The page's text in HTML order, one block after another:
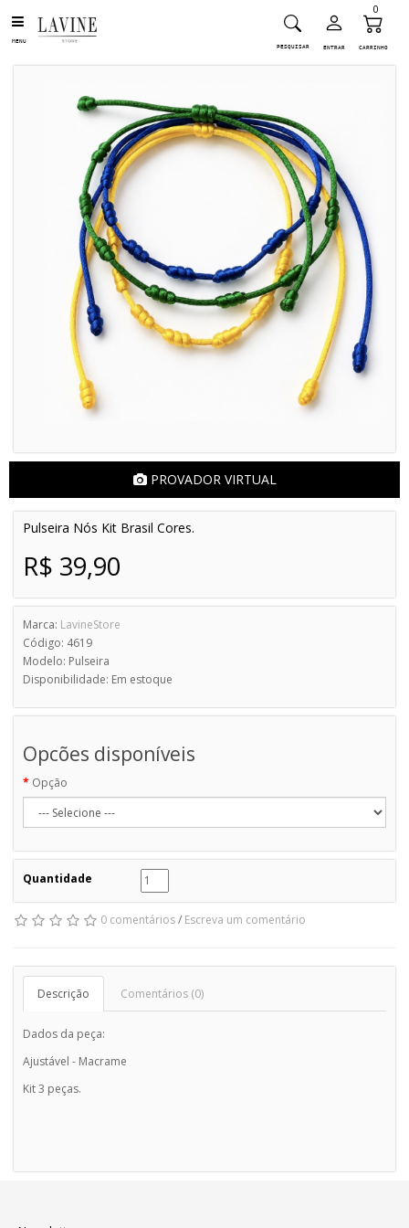
MENU
PESQUISAR ENTRAR CARRINHO
0
PROVADOR VIRTUAL
Pulseira Nós Kit Brasil Cores.
R$ 39,90
Marca: LavineStore
Código: 4619
Modelo: Pulseira
Disponibilidade: Em estoque
Opcões disponíveis
Opção
Quantidade
0 comentários/ Escreva um comentário
Descrição Comentários (0)
Dados da peça:
Ajustável - Macrame
Kit 3 peças.